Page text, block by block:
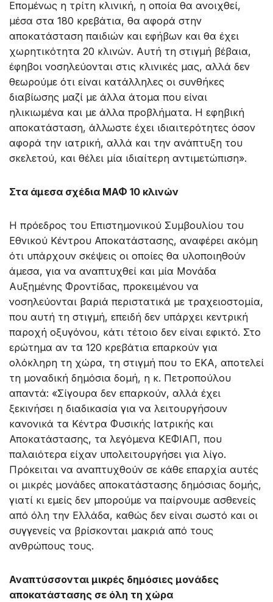
Επομένως η τρίτη κλινική, η οποία θα ανοιχθεί,
μέσα στα 180 κρεβάτια, θα αφορά στην
αποκατάσταση παιδιών και εφήβων και θα έχει
χωρητικότητα 20 κλινών. Αυτή τη στιγμή βέβαια,
έφηβοι νοσηλεύονται στις κλινικές μας, αλλά δεν
θεωρούμε ότι είναι κατάλληλες οι συνθήκες
διαβίωσης μαζί με άλλα άτομα που είναι
ηλικιωμένα και με άλλα προβλήματα. Η εφηβική
αποκατάσταση, άλλωστε έχει ιδιαιτερότητες όσον
αφορά την ιατρική, αλλά και την ανάπτυξη του
σκελετού, και θέλει μία ιδιαίτερη αντιμετώπιση».
Στα άμεσα σχέδια ΜΑΦ 10 κλινών
Η πρόεδρος του Επιστημονικού Συμβουλίου του
Εθνικού Κέντρου Αποκατάστασης, αναφέρει ακόμη
ότι υπάρχουν σκέψεις οι οποίες θα υλοποιηθούν
άμεσα, για να αναπτυχθεί και μία Μονάδα
Αυξημένης Φροντίδας, προκειμένου να
νοσηλεύονται βαριά περιστατικά με τραχειοστομία,
που αυτή τη στιγμή, επειδή δεν υπάρχει κεντρική
παροχή οξυγόνου, κάτι τέτοιο δεν είναι εφικτό. Στο
ερώτημα αν τα 120 κρεβάτια επαρκούν για
ολόκληρη τη χώρα, τη στιγμή που το ΕΚΑ, αποτελεί
τη μοναδική δημόσια δομή, η κ. Πετροπούλου
απαντά: «Σίγουρα δεν επαρκούν, αλλά έχει
ξεκινήσει η διαδικασία για να λειτουργήσουν
κανονικά τα Κέντρα Φυσικής Ιατρικής και
Αποκατάστασης, τα λεγόμενα ΚΕΦΙΑΠ, που
παλαιότερα είχαν υπολειτουργήσει για λίγο.
Πρόκειται να αναπτυχθούν σε κάθε επαρχία αυτές
οι μικρές μονάδες αποκατάστασης δημόσιας δομής,
γιατί κι εμείς δεν μπορούμε να παίρνουμε ασθενείς
από όλη την Ελλάδα, καθώς δεν είναι σωστό και οι
συγγενείς να βρίσκονται μακριά από τους
ανθρώπους τους.
Αναπτύσσονται μικρές δημόσιες μονάδες
αποκατάστασης σε όλη τη χώρα